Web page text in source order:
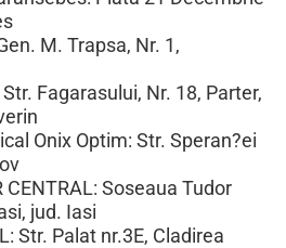
M. Trapsa, Nr. 1,
Fagarasului, Nr. 18, Parter,
Onix Optim: Str. Speran?ei
CENTRAL: Soseaua Tudor
jud. Iasi
Str. Palat nr.3E, Cladirea